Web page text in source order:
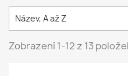
Název, A až Z
Zobrazení 1-12 z 13